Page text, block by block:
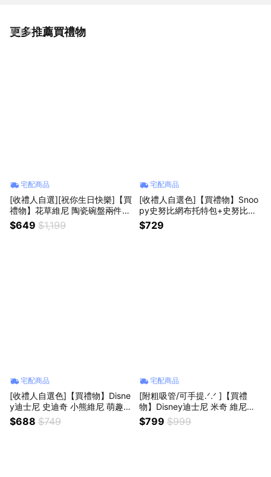
更多推薦買禮物
看更多
宅配商品
[收禮人自選][祝你生日快樂]【買
禮物】花草維尼 陶瓷碗盤兩件組
｜2色可選 生日禮物 天秤座 天蠍
座 射手座
$649 $1,199
宅配商品
[收禮人自選色]【買禮物】Snoo
py史努比網布托特包+史努比手
提冷飲吸管杯850ml
$729
宅配商品
[收禮人自選色]【買禮物】Disne
y迪士尼 史迪奇 小熊維尼 萌趣造
型吊飾面紙掛袋 +馬卡龍色隨身
吸管杯｜正版授權 生日快樂 生
$688 $749
宅配商品
[附粗吸管/可手提.ᐟ.ᐟ ]【買禮
物】Disney迪士尼 米奇 維尼吸
管真空304不銹鋼保溫杯800ml
｜2色可選 正版授權 生日禮物 生
$799 $999